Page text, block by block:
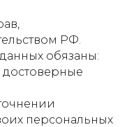
РФ.
обязаны:
персональных